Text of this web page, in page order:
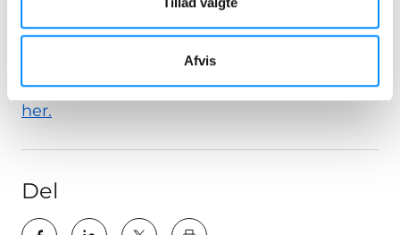
Afvis
Navina Irrigations System, som kan bruges
som en løsning på mere alvorlige
tarmproblemer. Læs mere om tarmskylning
her.
Del